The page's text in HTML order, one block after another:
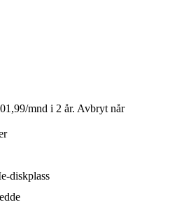
mnd i 2 år. Avbryt når
diskplass